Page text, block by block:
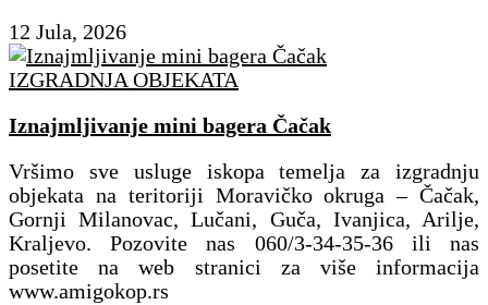
12 Jula, 2026
IZGRADNJA OBJEKATA
Iznajmljivanje mini bagera Čačak
Vršimo sve usluge iskopa temelja za izgradnju
objekata na teritoriji Moravičko okruga – Čačak,
Gornji Milanovac, Lučani, Guča, Ivanjica, Arilje,
Kraljevo. Pozovite nas 060/3-34-35-36 ili nas
posetite na web stranici za više informacija
www.amigokop.rs